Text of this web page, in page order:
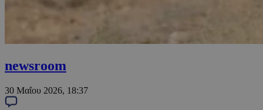
newsroom
30 Μαΐου 2026, 18:37